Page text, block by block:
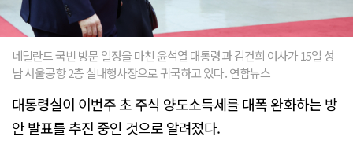
네덜란드 국빈 방문 일정을 마친 윤석열 대통령과 김건희 여사가 15일 성
남 서울공항 2층 실내행사장으로 귀국하고 있다. 연합뉴스
대통령실이 이번주 초 주식 양도소득세를 대폭 완화하는 방
안 발표를 추진 중인 것으로 알려졌다.